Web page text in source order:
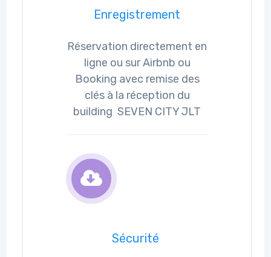
Enregistrement
Réservation directement en
ligne ou sur Airbnb ou
Booking avec remise des
clés à la réception du
building SEVEN CITY JLT
Sécurité